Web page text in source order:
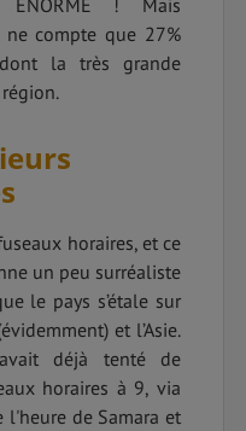
! Mais
ne compte que 27%
la très grande
horaires, et ce
un peu surréaliste
le pays s’étale sur
et l’Asie.
déjà tenté de
horaires à 9, via
de Samara et